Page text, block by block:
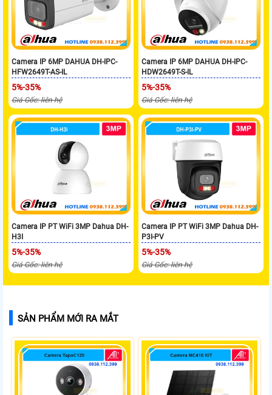
Camera IP 6MP DAHUA DH-IPC-
HFW2649T-AS-IL
5%-35%
Giá Gốc: liên hệ
Camera IP 6MP DAHUA DH-IPC-
HDW2649T-S-IL
5%-35%
Giá Gốc: liên hệ
Camera IP PT WiFi 3MP Dahua DH-
H3I
5%-35%
Giá Gốc: liên hệ
Camera IP PT WiFi 3MP Dahua DH-
P3I-PV
5%-35%
Giá Gốc: liên hệ
SẢN PHẨM MỚI RA MẮT